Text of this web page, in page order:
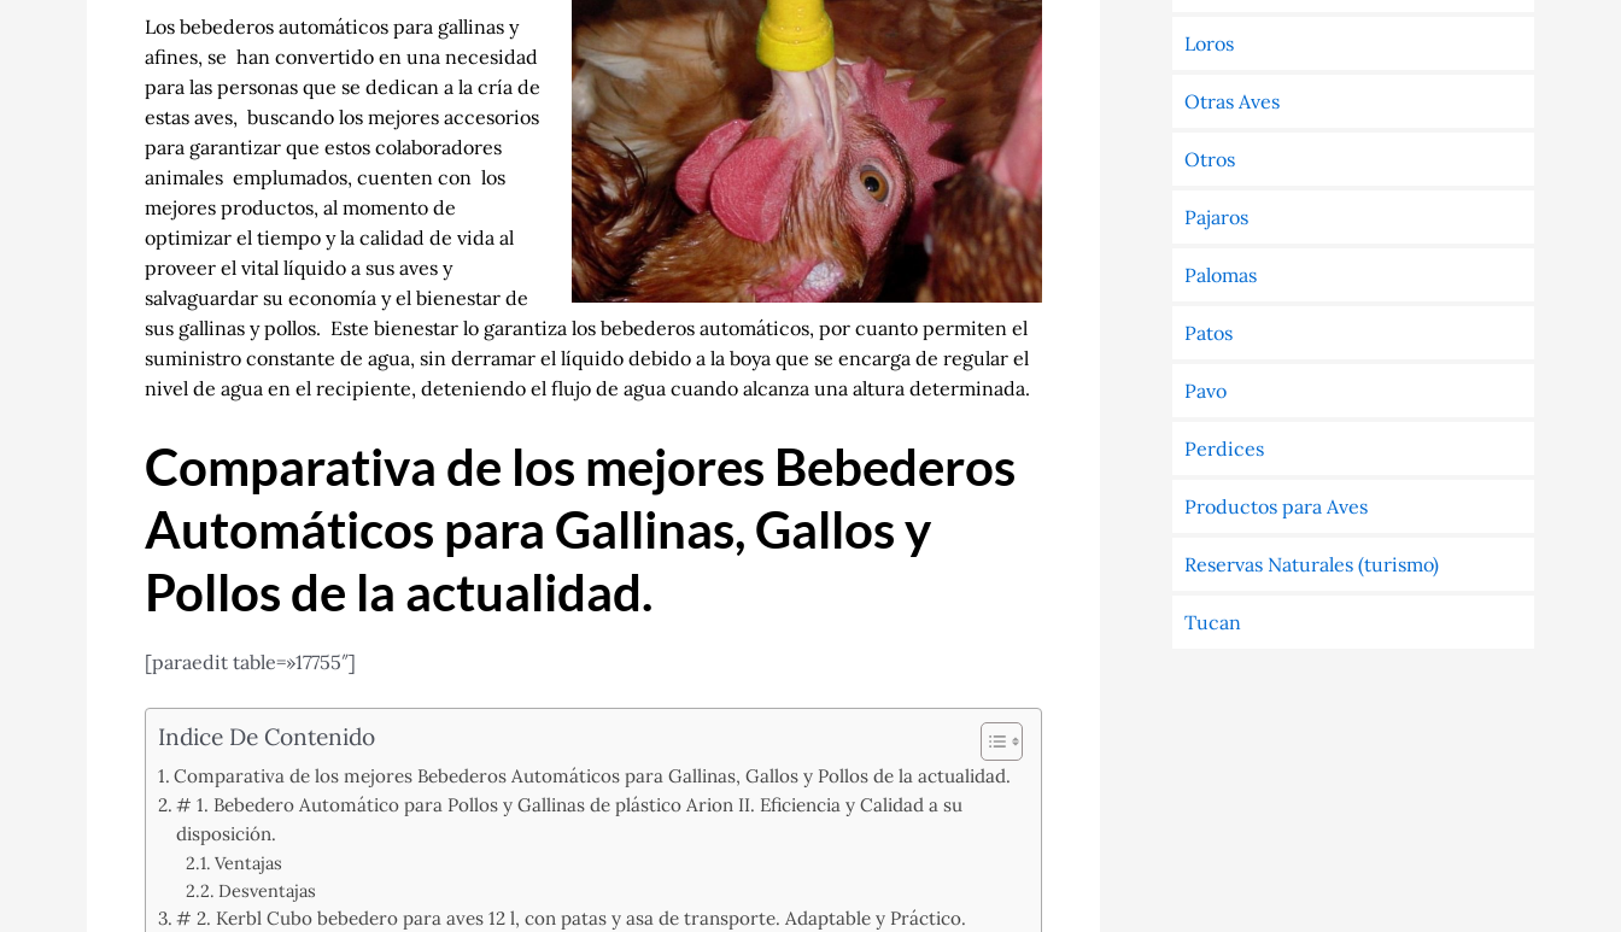
Los bebederos automáticos para gallinas y
afines, se han convertido en una necesidad
para las personas que se dedican a la cría de
estas aves, buscando los mejores accesorios
para garantizar que estos colaboradores
animales emplumados, cuenten con los
mejores productos, al momento de
optimizar el tiempo y la calidad de vida al
proveer el vital líquido a sus aves y
salvaguardar su economía y el bienestar de
sus gallinas y pollos. Este bienestar lo garantiza los bebederos automáticos, por cuanto permiten el
suministro constante de agua, sin derramar el líquido debido a la boya que se encarga de regular el
nivel de agua en el recipiente, deteniendo el flujo de agua cuando alcanza una altura determinada.
Comparativa de los mejores Bebederos
Automáticos para Gallinas, Gallos y
Pollos de la actualidad.
[paraedit table=»17755″]
Indice De Contenido
Comparativa de los mejores Bebederos Automáticos para Gallinas, Gallos y Pollos de la actualidad.
# 1. Bebedero Automático para Pollos y Gallinas de plástico Arion II. Eficiencia y Calidad a su
disposición.
Ventajas
Desventajas
# 2. Kerbl Cubo bebedero para aves 12 l, con patas y asa de transporte. Adaptable y Práctico.
Loros
Otras Aves
Otros
Pajaros
Palomas
Patos
Pavo
Perdices
Productos para Aves
Reservas Naturales (turismo)
Tucan